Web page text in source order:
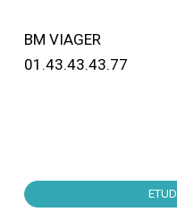
BM VIAGER
01.43.43.43.77